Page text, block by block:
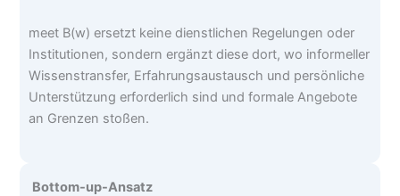
meet B(w) ersetzt keine dienstlichen Regelungen oder
Institutionen, sondern ergänzt diese dort, wo informeller
Wissenstransfer, Erfahrungsaustausch und persönliche
Unterstützung erforderlich sind und formale Angebote
an Grenzen stoßen.
Bottom-up-Ansatz